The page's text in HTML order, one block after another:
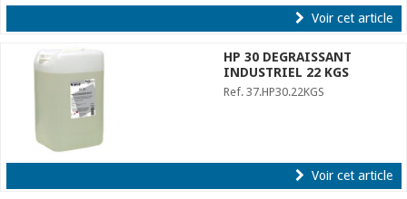
Voir cet article
HP 30 DEGRAISSANT
INDUSTRIEL 22 KGS
Ref. 37.HP30.22KGS
Voir cet article